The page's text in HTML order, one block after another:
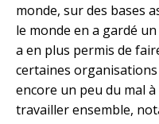
monde, sur des bases
le monde en a gardé
a en plus permis de
certaines
encore un peu du mal
travailler ensemble,